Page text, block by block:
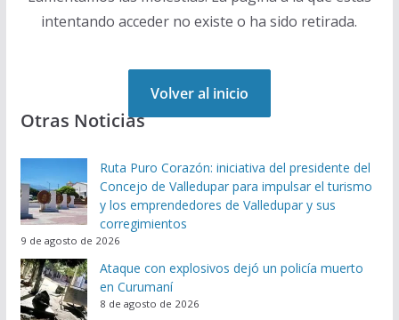
intentando acceder no existe o ha sido retirada.
Volver al inicio
Otras Noticias
Ruta Puro Corazón: iniciativa del presidente del
Concejo de Valledupar para impulsar el turismo
y los emprendedores de Valledupar y sus
corregimientos
9 de agosto de 2026
Ataque con explosivos dejó un policía muerto
en Curumaní
8 de agosto de 2026